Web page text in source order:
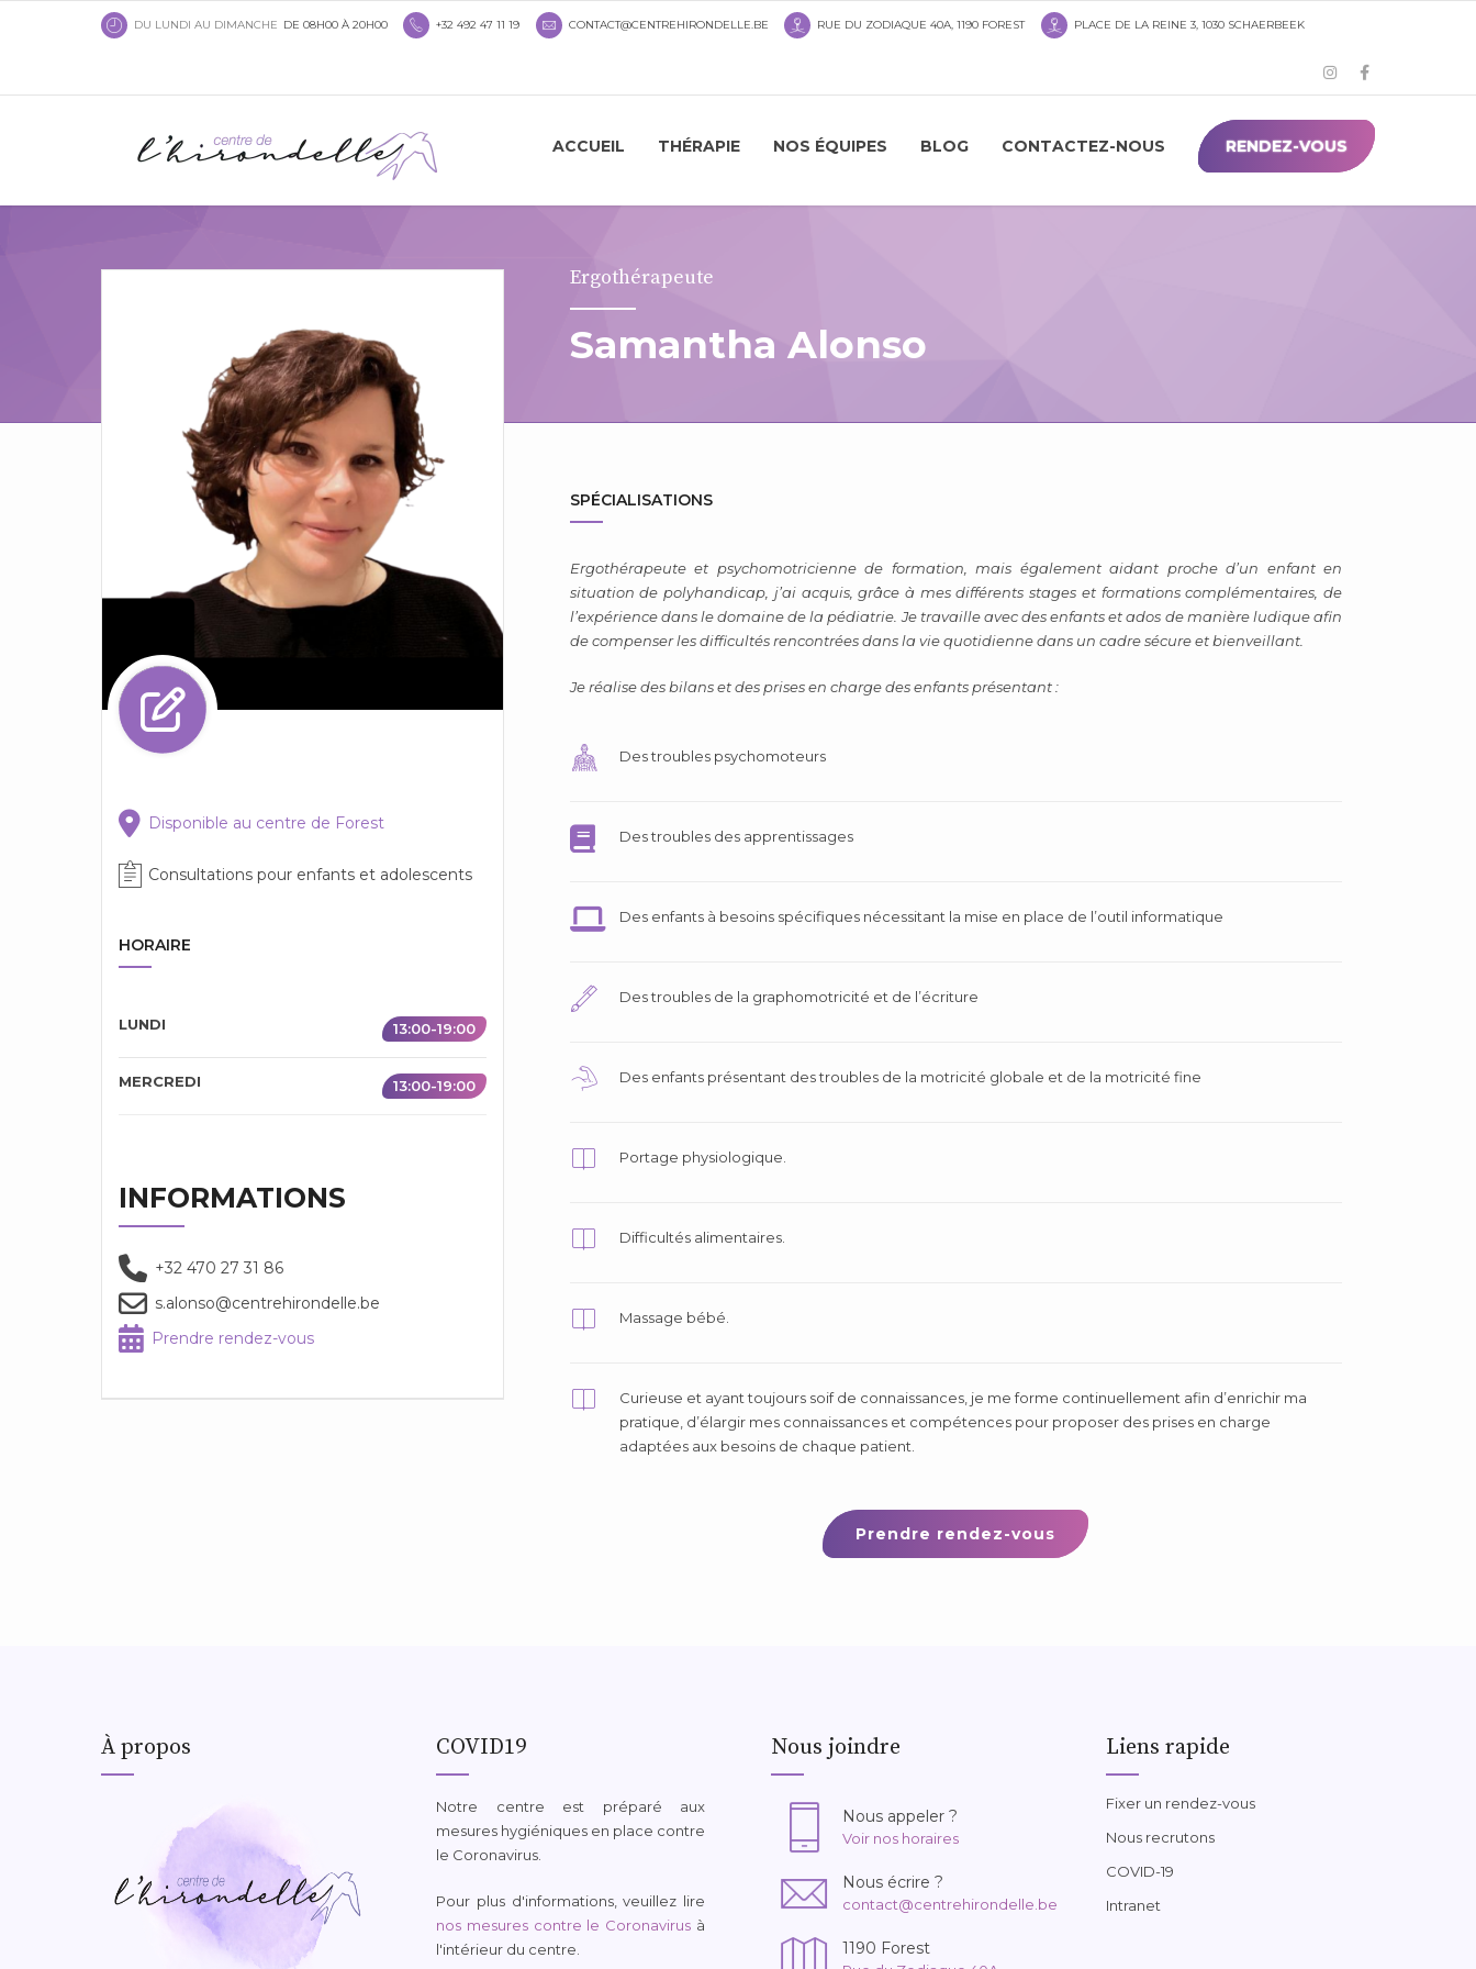
DU LUNDI AU DIMANCHE DE 08H00 À 20H00 +32 492 47 11 19 CONTACT@CENTREHIRONDELLE.BE RUE DU ZODIAQUE 40A, 1190 FOREST PLACE DE LA REINE 3, 1030 SCHAERBEEK
ACCUEIL THÉRAPIE NOS ÉQUIPES BLOG CONTACTEZ-NOUS RENDEZ-VOUS
Ergothérapeute
Samantha Alonso
Disponible au centre de Forest
Consultations pour enfants et adolescents
HORAIRE
LUNDI 13:00-19:00
MERCREDI 13:00-19:00
INFORMATIONS
+32 470 27 31 86
s.alonso@centrehirondelle.be
Prendre rendez-vous
SPÉCIALISATIONS
Ergothérapeute et psychomotricienne de formation, mais également aidant proche d’un enfant en
situation de polyhandicap, j’ai acquis, grâce à mes différents stages et formations complémentaires, de
l’expérience dans le domaine de la pédiatrie.Je travaille avec des enfants et ados de manière ludique afin
de compenser les difficultés rencontrées dans la vie quotidienne dans un cadre sécure et bienveillant.
Je réalise des bilans et des prises en charge des enfants présentant :
Des troubles psychomoteurs
Des troubles des apprentissages
Des enfants à besoins spécifiques nécessitant la mise en place de l’outil informatique
Des troubles de la graphomotricité et de l’écriture
Des enfants présentant des troubles de la motricité globale et de la motricité fine
Portage physiologique.
Difficultés alimentaires.
Massage bébé.
Curieuse et ayant toujours soif de connaissances, je me forme continuellement afin d’enrichir ma
pratique, d’élargir mes connaissances et compétences pour proposer des prises en charge
adaptées aux besoins de chaque patient.
Prendre rendez-vous
À propos COVID19
Notre centre est préparé aux
mesures hygiéniques en place contre
le Coronavirus.
Pour plus d'informations, veuillez lire
nos mesures contre le Coronavirus à
l'intérieur du centre.
Nous joindre
Nous appeler ?
Voir nos horaires
Nous écrire ?
contact@centrehirondelle.be
1190 Forest
Liens rapide
Fixer un rendez-vous
Nous recrutons
COVID-19
Intranet